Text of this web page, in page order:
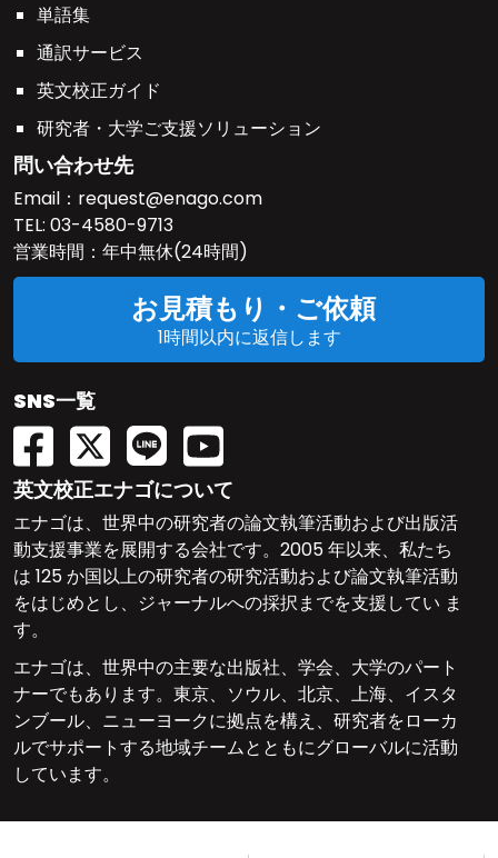
単語集
通訳サービス
英文校正ガイド
研究者・大学ご支援ソリューション
問い合わせ先
Email： request@enago.com
TEL: 03-4580-9713
営業時間：年中無休(24時間)
お見積もり・ご依頼
1時間以内に返信します
SNS一覧
英文校正エナゴについて
エナゴは、世界中の研究者の論文執筆活動および出版活
動支援事業を展開する会社です。2005 年以来、私たち
は 125 か国以上の研究者の研究活動および論文執筆活動
をはじめとし、ジャーナルへの採択までを支援してい ま
す。
エナゴは、世界中の主要な出版社、学会、大学のパート
ナーでもあります。東京、ソウル、北京、上海、イスタ
ンブール、ニューヨークに拠点を構え、研究者をローカ
ルでサポートする地域チームとともにグローバルに活動
しています。